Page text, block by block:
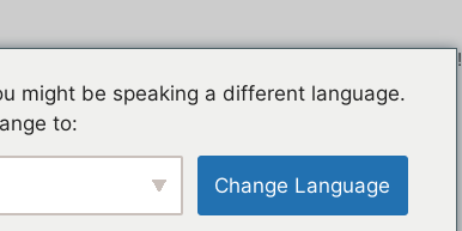
Les jeux mobiles du moment !
might be speaking a different language.
to:
Change Language